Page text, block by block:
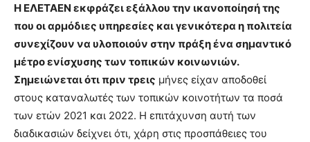
Η ΕΛΕΤΑΕΝ εκφράζει εξάλλου την ικανοποίησή της
που οι αρμόδιες υπηρεσίες και γενικότερα η πολιτεία
συνεχίζουν να υλοποιούν στην πράξη ένα σημαντικό
μέτρο ενίσχυσης των τοπικών κοινωνιών.
Σημειώνεται ότι πριν τρεις μήνες είχαν αποδοθεί
στους καταναλωτές των τοπικών κοινοτήτων τα ποσά
των ετών 2021 και 2022. Η επιτάχυνση αυτή των
διαδικασιών δείχνει ότι, χάρη στις προσπάθειες του